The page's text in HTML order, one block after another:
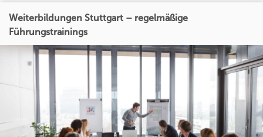
Weiterbildungen Stuttgart – regelmäßige
Führungstrainings